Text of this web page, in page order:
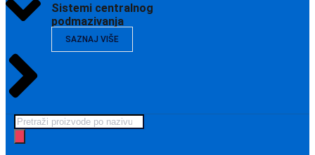
Sistemi centralnog
podmazivanja
SAZNAJ VIŠE
Products
search